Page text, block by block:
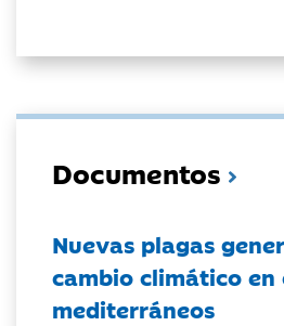
Documentos
Nuevas plagas
cambio climático
mediterráneos